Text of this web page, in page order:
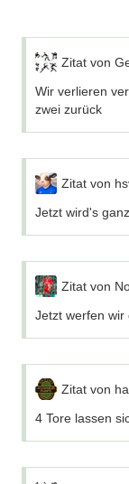
Zitat von
Wir verlieren
zwei zurück
Zitat von
Jetzt wird's
Zitat von
Jetzt werfen wir
Zitat von
4 Tore lassen